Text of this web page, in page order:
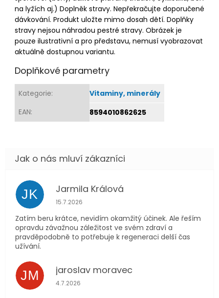
na lyžích aj.) Doplněk stravy. Nepřekračujte doporučené
dávkování. Produkt uložte mimo dosah dětí. Doplňky
stravy nejsou náhradou pestré stravy. Obrázek je
pouze ilustrativní a pro představu, nemusí vyobrazovat
aktuálně dostupnou variantu.
Doplňkové parametry
Kategorie:
Vitaminy, minerály
EAN: 8594010862625
JK Jarmila Králová
Hodnocení obchodu je 5 z 5 hvězdiček.
15.7.2026
Zatím beru krátce, nevidím okamžitý účinek. Ale řeším
opravdu závažnou záležitost ve svém zdraví a
pravděpodobně to potřebuje k regeneraci delší čas
užívání.
JM jaroslav moravec
Hodnocení obchodu je 5 z 5 hvězdiček.
4.7.2026